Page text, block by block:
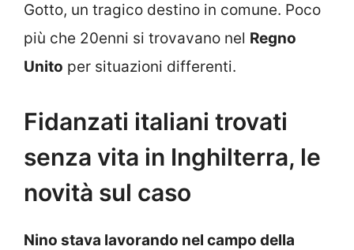
Gotto, un tragico destino in comune. Poco
più che 20enni si trovavano nel Regno
Unito per situazioni differenti.
Fidanzati italiani trovati
senza vita in Inghilterra, le
novità sul caso
Nino stava lavorando nel campo della